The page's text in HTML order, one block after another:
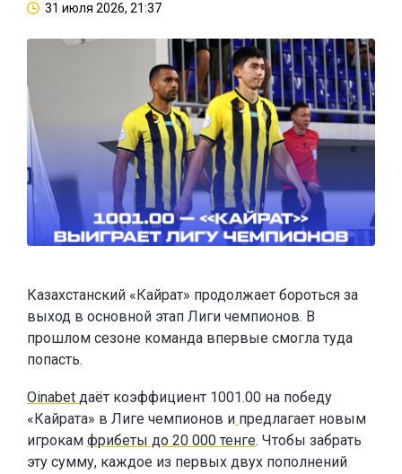
31 июля 2026, 21:37
Казахстанский «Кайрат» продолжает бороться за
выход в основной этап Лиги чемпионов. В
прошлом сезоне команда впервые смогла туда
попасть.
Oinabet даёт коэффициент 1001.00 на победу
«Кайрата» в Лиге чемпионов и предлагает новым
игрокам фрибеты до 20 000 тенге. Чтобы забрать
эту сумму, каждое из первых двух пополнений